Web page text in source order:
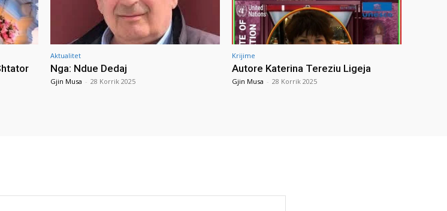
Aktualitet
Nga: Ndue Dedaj
Gjin Musa - 28 Korrik 2025
Krijime
Autore Katerina Tereziu Ligeja
Gjin Musa - 28 Korrik 2025